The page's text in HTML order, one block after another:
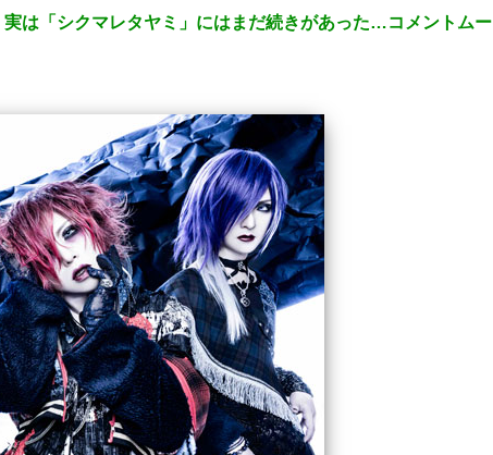
は「シクマレタヤミ」にはまだ続きがあった…コメントムー